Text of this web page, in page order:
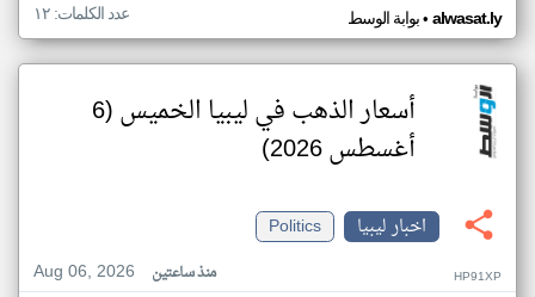
بوابة الوسط• alwasat.ly عدد الكلمات: ١٢
أسعار الذهب في ليبيا الخميس (6
أغسطس 2026)
اخبار ليبيا
Politics
Aug 06, 2026
منذ ساعتين HP91XP